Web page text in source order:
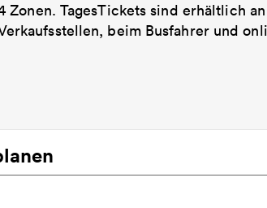
Zonen. TagesTickets sind erhältlich
beim Busfahrer und